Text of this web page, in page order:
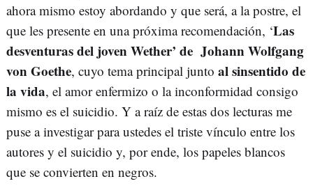
ahora mismo estoy abordando y que será, a la postre, el
que les presente en una próxima recomendación, ‘Las
desventuras del joven Wether’ de Johann Wolfgang
von Goethe, cuyo tema principal junto al sinsentido de
la vida, el amor enfermizo o la inconformidad consigo
mismo es el suicidio. Y a raíz de estas dos lecturas me
puse a investigar para ustedes el triste vínculo entre los
autores y el suicidio y, por ende, los papeles blancos
que se convierten en negros.